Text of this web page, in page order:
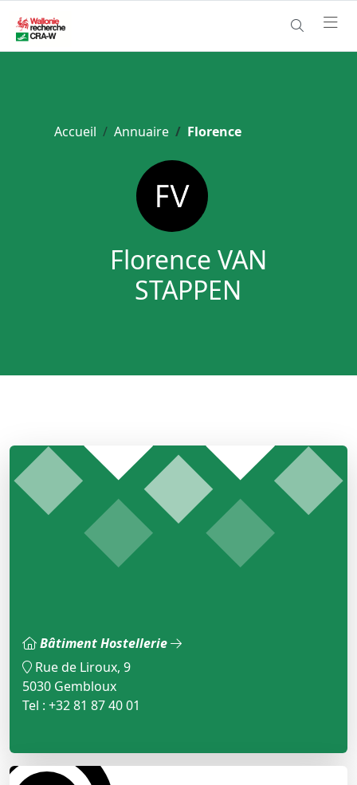
Accueil Annuaire Florence
Florence VAN
STAPPEN
Bâtiment Hostellerie
Rue de Liroux, 9
5030 Gembloux
Tel : +32 81 87 40 01